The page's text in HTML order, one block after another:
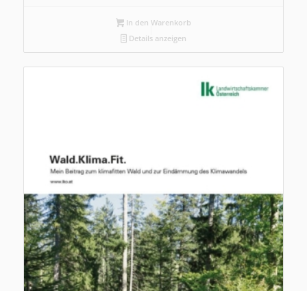
In den Warenkorb
Details anzeigen